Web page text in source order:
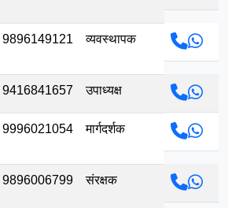
9896149121 व्यवस्थापक
9416841657 उपाध्यक्ष
9996021054 मार्गदर्शक
9896006799 संरक्षक